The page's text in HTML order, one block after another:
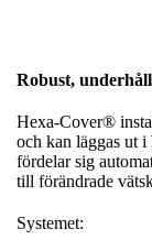
Robust,
Hexa-Cover®
och kan läggas ut
fördelar sig
till förändrade
Systemet: